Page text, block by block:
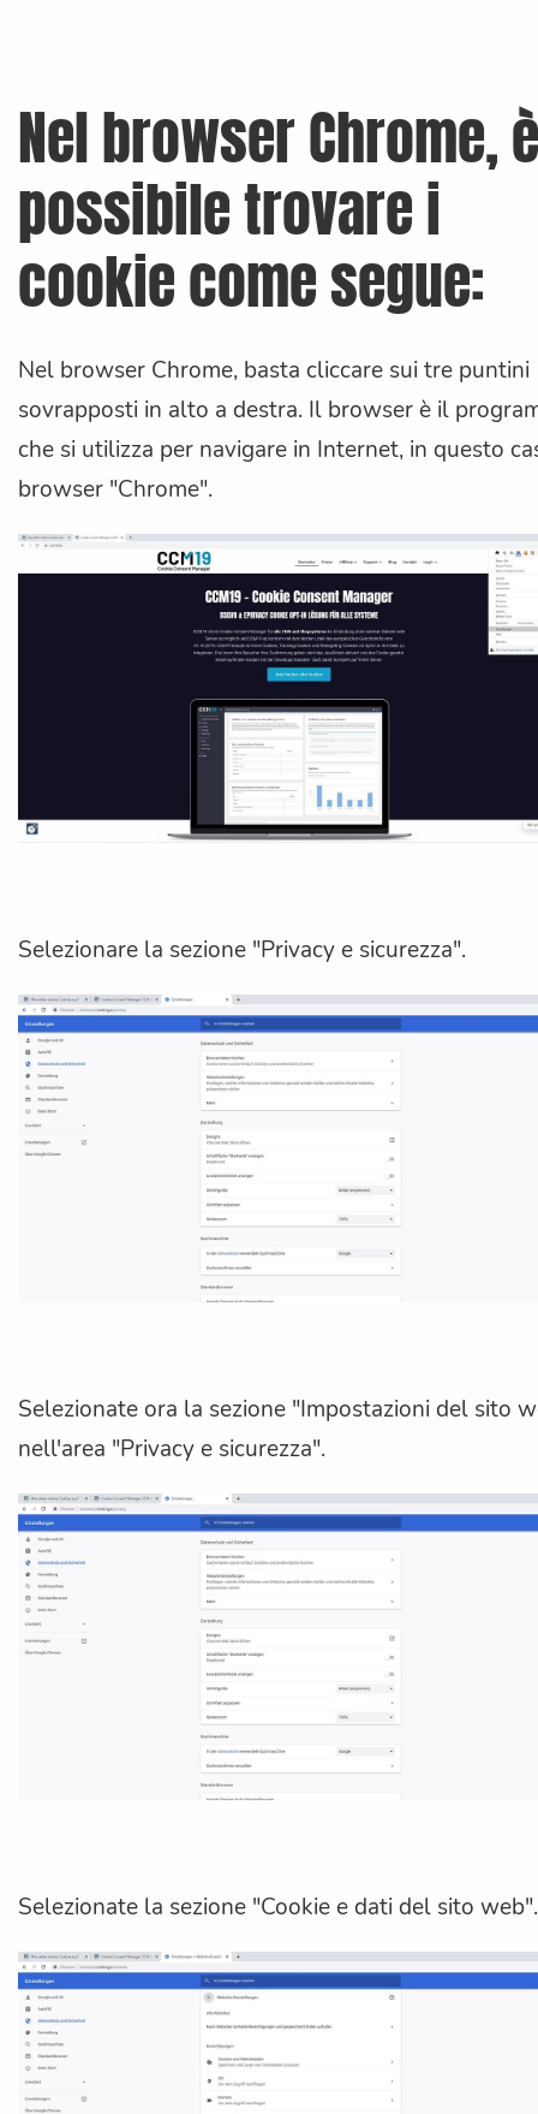
Nel browser Chrome, è
possibile trovare i
cookie come segue:
Nel browser Chrome, basta cliccare sui tre puntini
sovrapposti in alto a destra. Il browser è il
che si utilizza per navigare in Internet, in questo
browser "Chrome".
Selezionare la sezione "Privacy e sicurezza".
Selezionate ora la sezione "Impostazioni del sito
nell'area "Privacy e sicurezza".
Selezionate la sezione "Cookie e dati del sito web".